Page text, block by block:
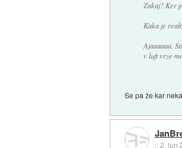
Zakaj? Ker
Kaka je
Ajaaaaaa.
v luft vrze
Se pa že kar
::2. jun